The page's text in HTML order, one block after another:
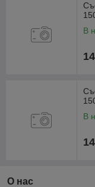
В
В
О нас